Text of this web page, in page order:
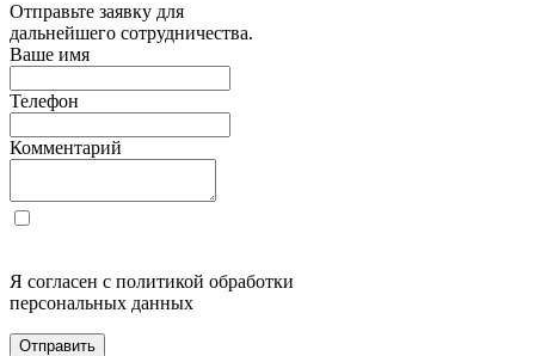
Отправьте заявку для
дальнейшего сотрудничества.
Ваше имя
Телефон
Комментарий
Я согласен с политикой обработки
персональных данных
Отправить